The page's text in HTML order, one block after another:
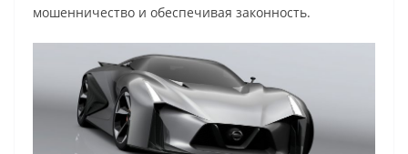
мошенничество и обеспечивая законность.